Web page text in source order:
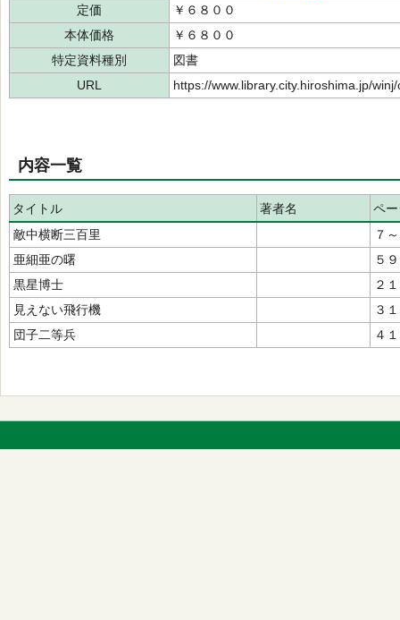
定価
￥６８００
本体価格
￥６８００
特定資料種別
図書
URL
https://www.library.city.hiroshima.jp/
内容一覧
タイトル 著者名
ペ
敵中横断三百里
７
亜細亜の曙
５
黒星博士
２
見えない飛行機
３
団子二等兵
４